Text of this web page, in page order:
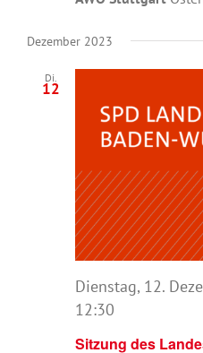
Dezember 2023
Di.
12
Sitzung des
Dienstag, 12.
12:30